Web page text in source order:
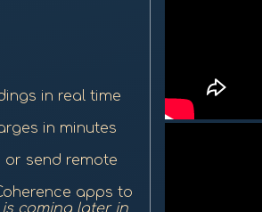
in real time
in minutes
or send remote
apps to
coming later in